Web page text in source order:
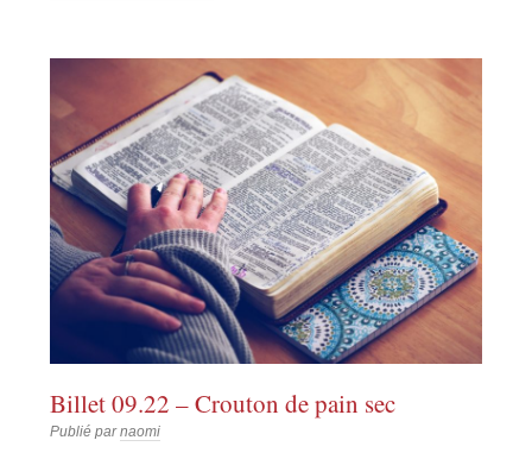
Billet 09.22 – Crouton de pain sec
Publié parnaomi